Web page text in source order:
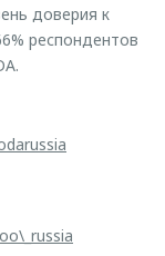
доверия к
респондентов